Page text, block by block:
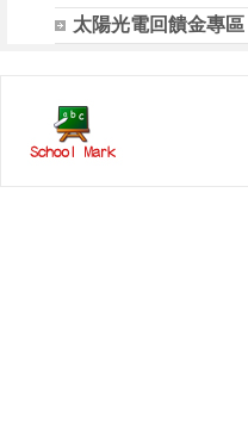
太陽光電回饋金專區